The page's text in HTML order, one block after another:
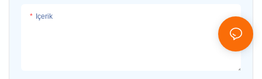
Içerik